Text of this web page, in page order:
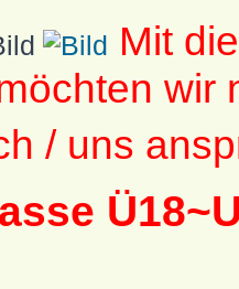
Mit
wir
/ uns